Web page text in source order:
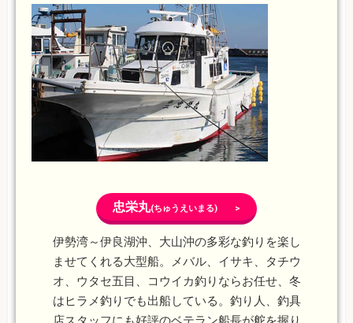
忠栄丸(ちゅうえいまる) >
伊勢湾～伊良湖沖、大山沖の多彩な釣りを楽し
ませてくれる大型船。メバル、イサキ、タチウ
オ、ウタセ五目、コウイカ釣りならお任せ、冬
はヒラメ釣りでも出船している。釣り人、釣具